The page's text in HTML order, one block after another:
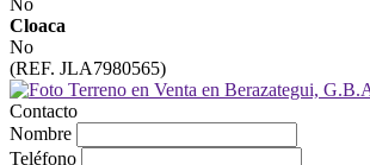
No
Cloaca
No
(REF. JLA7980565)
Contacto
Nombre
Teléfono